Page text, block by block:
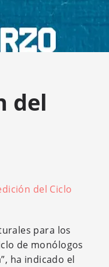
del
del Ciclo
para los
de monólogos
ha indicado el